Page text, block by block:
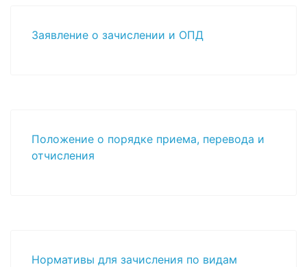
Заявление о зачислении и ОПД
Положение о порядке приема, перевода и
отчисления
Нормативы для зачисления по видам